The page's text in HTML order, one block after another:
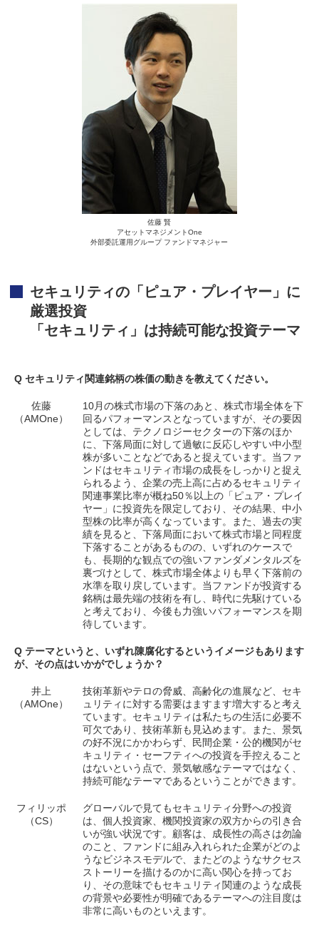
佐藤 賢
アセットマネジメントOne
外部委託運用グループ ファンドマネジャー
セキュリティの「ピュア・プレイヤー」に
厳選投資
「セキュリティ」は持続可能な投資テーマ
Q セキュリティ関連銘柄の株価の動きを教えてください。
佐藤
（AMOne）
10月の株式市場の下落のあと、株式市場全体を下
回るパフォーマンスとなっていますが、その要因
としては、テクノロジーセクターの下落のほか
に、下落局面に対して過敏に反応しやすい中小型
株が多いことなどであると捉えています。当ファ
ンドはセキュリティ市場の成長をしっかりと捉え
られるよう、企業の売上高に占めるセキュリティ
関連事業比率が概ね50％以上の「ピュア・プレイ
ヤー」に投資先を限定しており、その結果、中小
型株の比率が高くなっています。また、過去の実
績を見ると、下落局面において株式市場と同程度
下落することがあるものの、いずれのケースで
も、長期的な観点での強いファンダメンタルズを
裏づけとして、株式市場全体よりも早く下落前の
水準を取り戻しています。当ファンドが投資する
銘柄は最先端の技術を有し、時代に先駆けている
と考えており、今後も力強いパフォーマンスを期
待しています。
Q テーマというと、いずれ陳腐化するというイメージもあります
が、その点はいかがでしょうか？
井上
（AMOne）
技術革新やテロの脅威、高齢化の進展など、セキ
ュリティに対する需要はますます増大すると考え
ています。セキュリティは私たちの生活に必要不
可欠であり、技術革新も見込めます。また、景気
の好不況にかかわらず、民間企業・公的機関がセ
キュリティ・セーフティへの投資を手控えること
はないという点で、景気敏感なテーマではなく、
持続可能なテーマであるということができます。
フィリッポ
（CS）
グローバルで見てもセキュリティ分野への投資
は、個人投資家、機関投資家の双方からの引き合
いが強い状況です。顧客は、成長性の高さは勿論
のこと、ファンドに組み入れられた企業がどのよ
うなビジネスモデルで、またどのようなサクセス
ストーリーを描けるのかに高い関心を持ってお
り、その意味でもセキュリティ関連のような成長
の背景や必要性が明確であるテーマへの注目度は
非常に高いものといえます。